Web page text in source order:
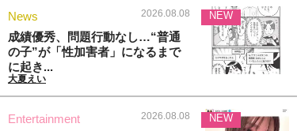
News 2026.08.08
成績優秀、問題行動なし…“普通
の子”が「性加害者」になるまで
に起き...
大夏えい
NEW
Entertainment 2026.08.08 NEW